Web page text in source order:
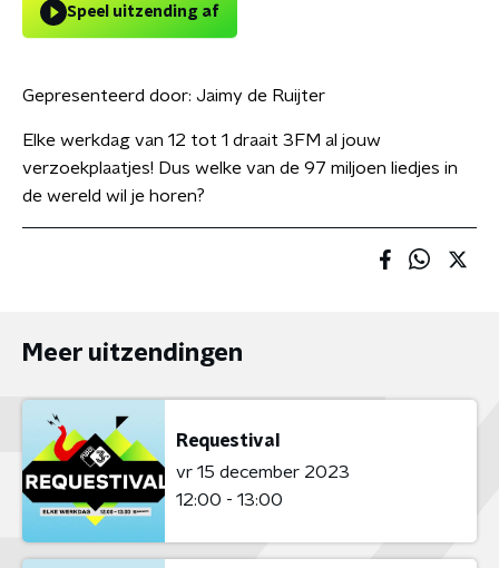
Speel uitzending af
Gepresenteerd door: Jaimy de Ruijter
Elke werkdag van 12 tot 1 draait 3FM al jouw
verzoekplaatjes! Dus welke van de 97 miljoen liedjes in
de wereld wil je horen?
Meer uitzendingen
Requestival
vr 15 december 2023
12:00 - 13:00